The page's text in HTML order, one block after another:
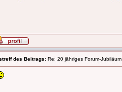
des Beitrags: Re: 20 jähriges Forum-